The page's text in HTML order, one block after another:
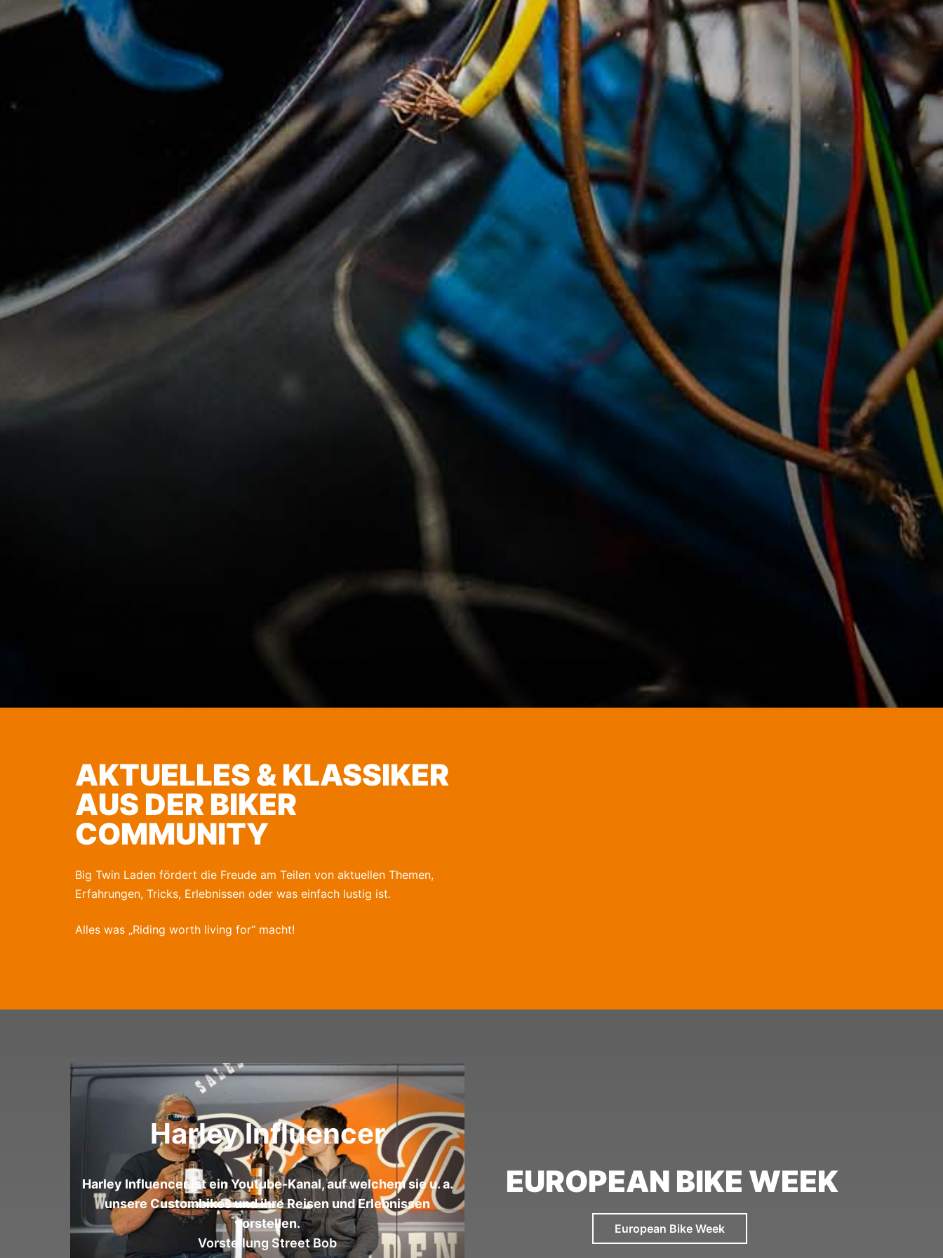
AKTUELLES & KLASSIKER
AUS DER BIKER
COMMUNITY
Big Twin Laden fördert die Freude am Teilen von aktuellen Themen,
Erfahrungen, Tricks, Erlebnissen oder was einfach lustig ist.
Alles was „Riding worth living for“ macht!
Harley Influencer
Harley Influencer ist ein Youtube-Kanal, auf welchem sie u. a.
unsere Custombikes und ihre Reisen und Erlebnissen
vorstellen.
Vorstellung Street Bob
EUROPEAN BIKE WEEK
European Bike Week